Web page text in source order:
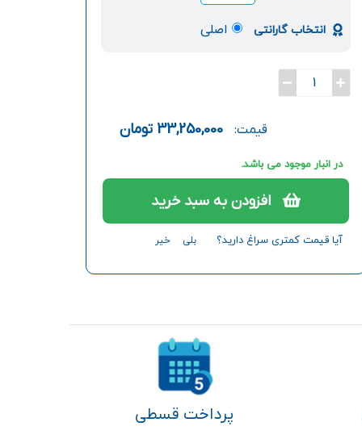
انتخاب گارانتی اصلی
1
قیمت: 33,250,000 تومان
در انبار موجود می باشد.
افزودن به سبد خرید
آیا قیمت کمتری سراغ دارید؟ بلی خیر
پرداخت قسطی